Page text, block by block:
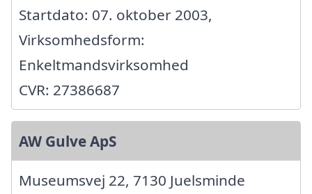
Startdato: 07. oktober 2003,
Virksomhedsform:
Enkeltmandsvirksomhed
CVR: 27386687
AW Gulve ApS
Museumsvej 22, 7130 Juelsminde